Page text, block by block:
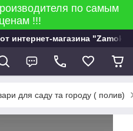
по самым
!!!
интернет-магазина "Zamok
для саду та городу ( полив)